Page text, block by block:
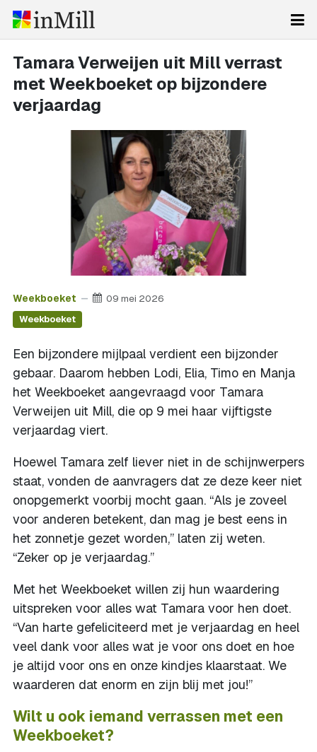
Tamara Verweijen uit Mill verrast
met Weekboeket op bijzondere
verjaardag
Weekboeket 09 mei 2026
Weekboeket
Een bijzondere mijlpaal verdient een bijzonder
gebaar. Daarom hebben Lodi, Elia, Timo en Manja
het Weekboeket aangevraagd voor Tamara
Verweijen uit Mill, die op 9 mei haar vijftigste
verjaardag viert.
Hoewel Tamara zelf liever niet in de schijnwerpers
staat, vonden de aanvragers dat ze deze keer niet
onopgemerkt voorbij mocht gaan. “Als je zoveel
voor anderen betekent, dan mag je best eens in
het zonnetje gezet worden,” laten zij weten.
“Zeker op je verjaardag.”
Met het Weekboeket willen zij hun waardering
uitspreken voor alles wat Tamara voor hen doet.
“Van harte gefeliciteerd met je verjaardag en heel
veel dank voor alles wat je voor ons doet en hoe
je altijd voor ons en onze kindjes klaarstaat. We
waarderen dat enorm en zijn blij met jou!”
Wilt u ook iemand verrassen met een
Weekboeket?